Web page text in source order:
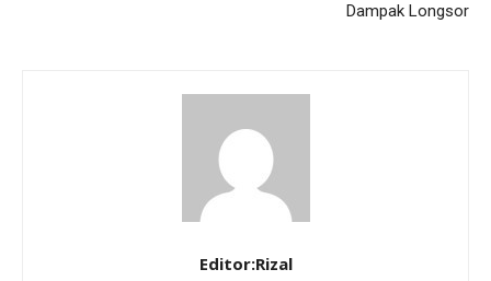
Dampak Longsor
Editor:Rizal